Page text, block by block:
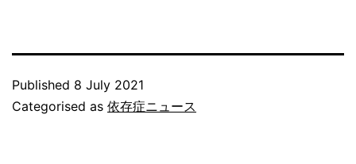
Published 8 July 2021
Categorised as 依存症ニュース